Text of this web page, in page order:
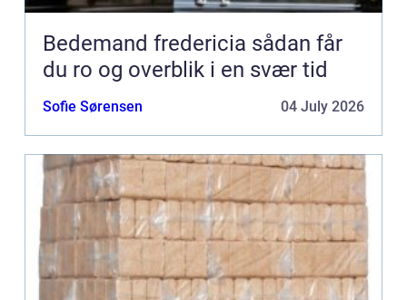
Bedemand fredericia sådan får
du ro og overblik i en svær tid
Sofie Sørensen 04 July 2026